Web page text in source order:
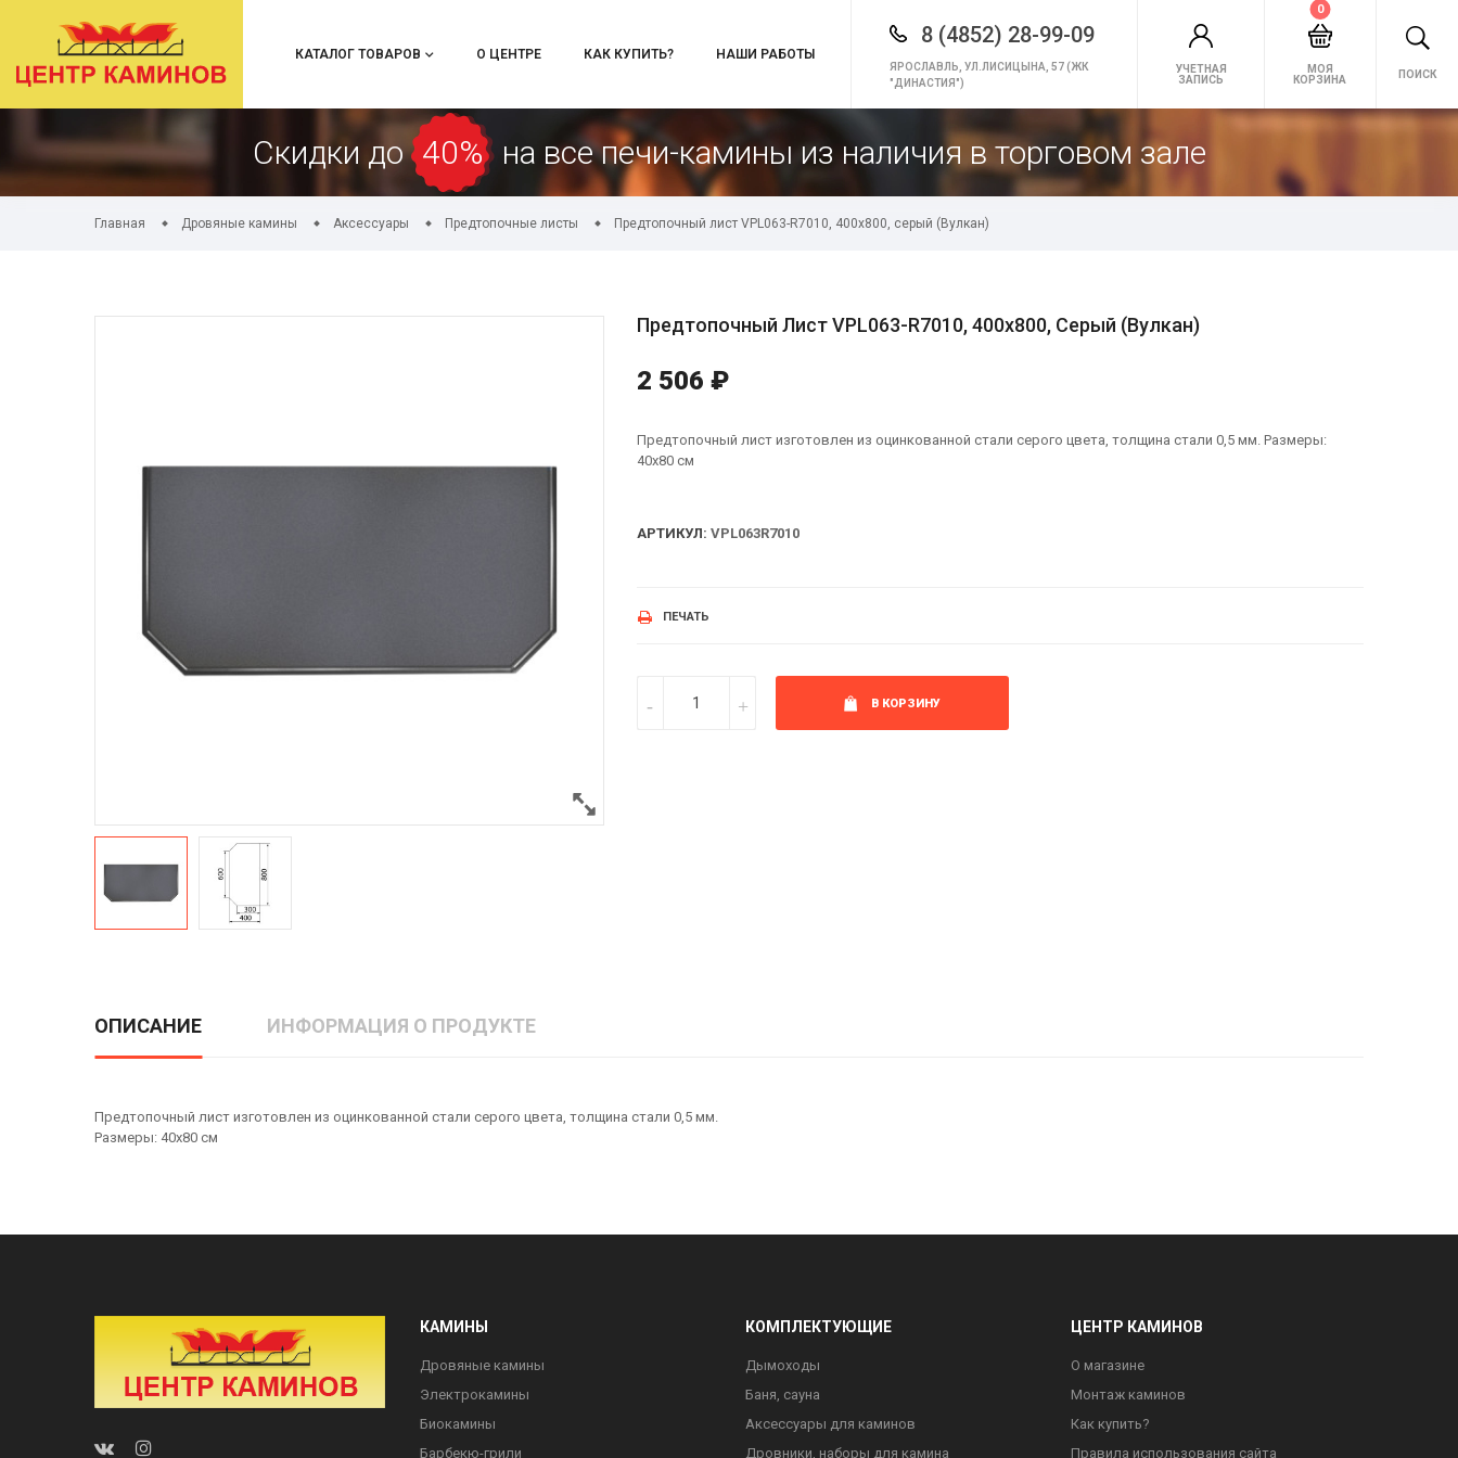
КАТАЛОГ ТОВАРОВ О ЦЕНТРЕ КАК КУПИТЬ? НАШИ РАБОТЫ
8 (4852) 28-99-09
ЯРОСЛАВЛЬ, УЛ.ЛИСИЦЫНА, 57 (ЖК
"ДИНАСТИЯ")
УЧЕТНАЯ
ЗАПИСЬ
МОЯ
КОРЗИНА
0
ПОИСК
Скидки до 40% на все печи-камины из наличия в торговом зале
Главная Дровяные камины Аксессуары Предтопочные листы Предтопочный лист VPL063-R7010, 400х800, серый (Вулкан)
Предтопочный Лист VPL063-R7010, 400х800, Серый (Вулкан)
2 506 ₽
Предтопочный лист изготовлен из оцинкованной стали серого цвета, толщина стали 0,5 мм. Размеры:
40х80 см
АРТИКУЛ: VPL063R7010
ПЕЧАТЬ
В КОРЗИНУ
ОПИСАНИЕ ИНФОРМАЦИЯ О ПРОДУКТЕ
Предтопочный лист изготовлен из оцинкованной стали серого цвета, толщина стали 0,5 мм.
Размеры: 40х80 см
КАМИНЫ
Дровяные камины
Электрокамины
Биокамины
Барбекю-грили
КОМПЛЕКТУЮЩИЕ
Дымоходы
Баня, сауна
Аксессуары для каминов
Дровники, наборы для камина
ЦЕНТР КАМИНОВ
О магазине
Монтаж каминов
Как купить?
Правила использования сайта